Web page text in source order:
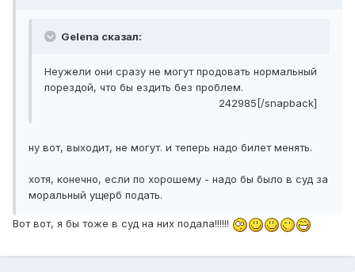
Gelena сказал:
Неужели они сразу не могут продовать нормальный
порездой, что бы ездить без проблем.
242985[/snapback]
ну вот, выходит, не могут. и теперь надо билет менять.
хотя, конечно, если по хорошему - надо бы было в суд за
моральный ущерб подать.
Вот вот, я бы тоже в суд на них подала!!!!!!